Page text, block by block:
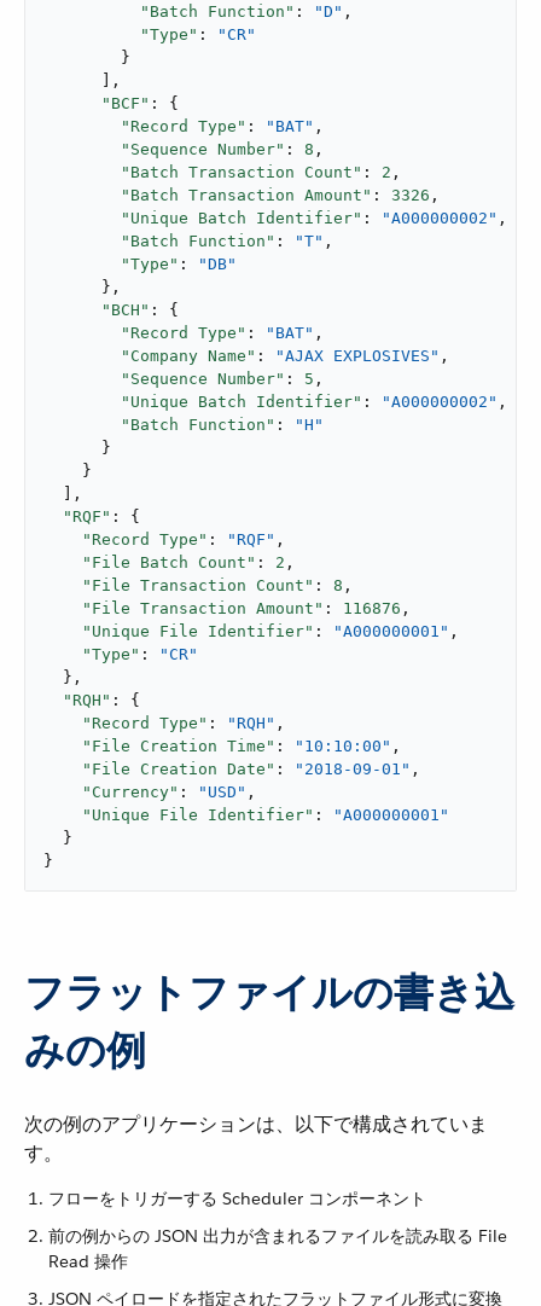
"Batch Function" : "D" ,
"Type" :
"CR"
        }
      ],
"BCF" : {
"Record Type" : "BAT" ,
"Sequence Number" : 8 ,
"Batch Transaction Count" : 2 ,
"Batch Transaction Amount" : 3326 ,
"Unique Batch Identifier" : "A000000002" ,
"Batch Function" : "T" ,
"Type" :
"DB"
      },
"BCH" : {
"Record Type" : "BAT" ,
"Company Name" : "AJAX EXPLOSIVES" ,
"Sequence Number" : 5 ,
"Unique Batch Identifier" : "A000000002" ,
"Batch Function" :
"H"
      }
    }
  ],
"RQF" : {
"Record Type" : "RQF" ,
"File Batch Count" : 2 ,
"File Transaction Count" : 8 ,
"File Transaction Amount" : 116876 ,
"Unique File Identifier" : "A000000001" ,
"Type" :
"CR"
  },
"RQH" : {
"Record Type" : "RQH" ,
"File Creation Time" : "10:10:00" ,
"File Creation Date" : "2018-09-01" ,
"Currency" : "USD" ,
"Unique File Identifier" :
"A000000001"
  }
}
フラットファイルの書き込
みの例
次の例のアプリケーションは、以下で構成されていま
す。
フローをトリガーする Scheduler コンポーネント
前の例からの JSON 出力が含まれるファイルを読み取る File
Read 操作
JSON ペイロードを指定されたフラットファイル形式に変換